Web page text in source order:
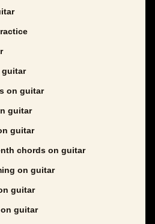
guitar
on guitar
guitar
guitar
chords on guitar
on guitar
guitar
guitar